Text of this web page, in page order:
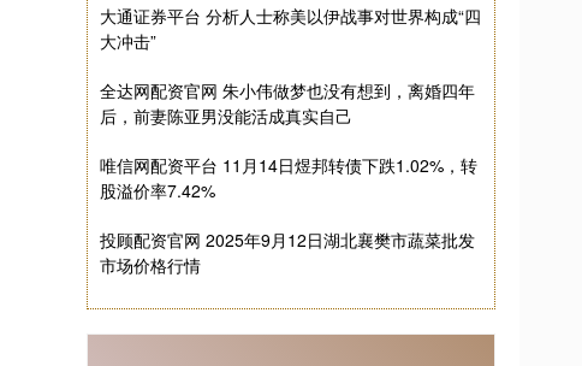
大通证券平台 分析人士称美以伊战事对世界构成“四
大冲击”
全达网配资官网 朱小伟做梦也没有想到，离婚四年
后，前妻陈亚男没能活成真实自己
唯信网配资平台 11月14日煜邦转债下跌1.02%，转
股溢价率7.42%
投顾配资官网 2025年9月12日湖北襄樊市蔬菜批发
市场价格行情